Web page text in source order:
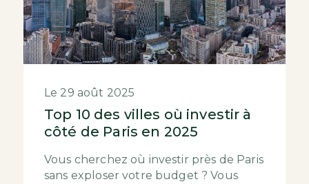
Le 29 août 2025
Top 10 des villes où investir à
côté de Paris en 2025
Vous cherchez où investir près de Paris
sans exploser votre budget ? Vous